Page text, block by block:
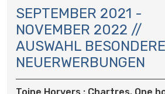
A
V
I
G
A
T
SEPTEMBER 2021 -
NOVEMBER 2022 //
AUSWAHL
NEUERWERBUNGEN
Toine Horvers : Chartres. One